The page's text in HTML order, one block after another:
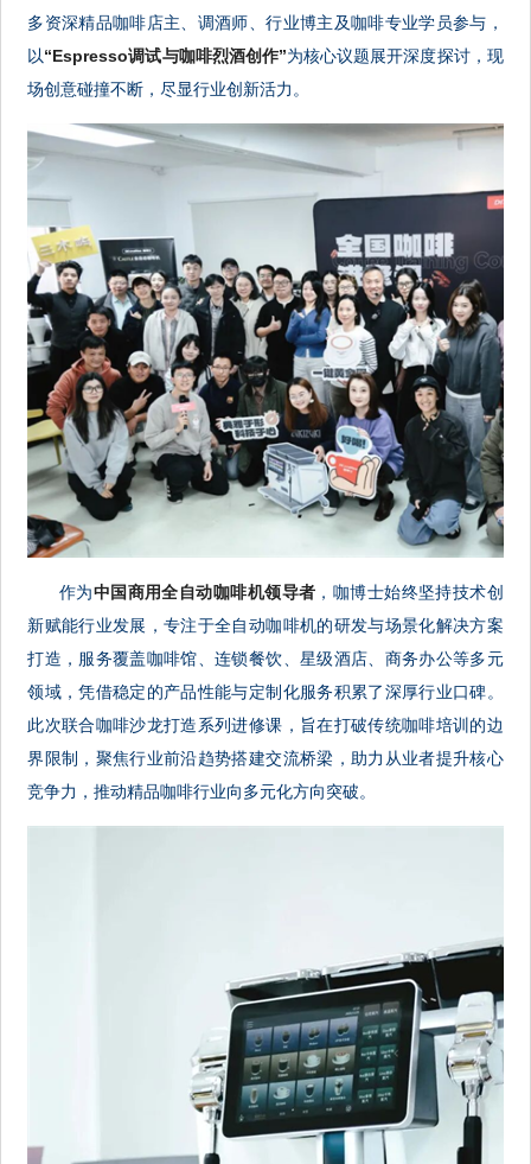
多资深精品咖啡店主、调酒师、行业博主及咖啡专业学员参与，
以“Espresso调试与咖啡烈酒创作”为核心议题展开深度探讨，现
场创意碰撞不断，尽显行业创新活力。
作为中国商用全自动咖啡机领导者 ，咖博士始终坚持技术创
新赋能行业发展，专注于全自动咖啡机的研发与场景化解决方案
打造，服务覆盖咖啡馆、连锁餐饮、星级酒店、商务办公等多元
领域，凭借稳定的产品性能与定制化服务积累了深厚行业口碑。
此次联合咖啡沙龙打造系列进修课，旨在打破传统咖啡培训的边
界限制，聚焦行业前沿趋势搭建交流桥梁，助力从业者提升核心
竞争力，推动精品咖啡行业向多元化方向突破。